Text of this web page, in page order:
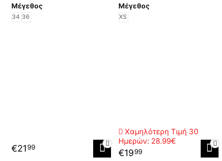
Μέγεθος
34 36
€21 99
Μέγεθος
XS
Χαμηλότερη Τιμή 30
Ημερών: 28.99€
€1999